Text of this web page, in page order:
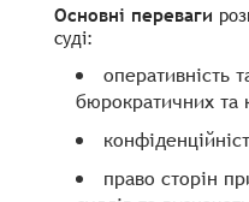
Основні переваги
суді:
оперативність
бюрократичних та
право сторін